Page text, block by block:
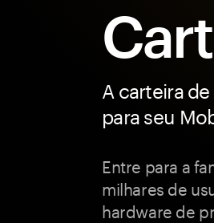
A carteira
para seu
Entre para a
milhares de
hardware de